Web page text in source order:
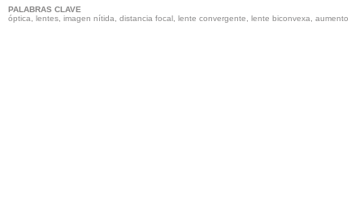
PALABRAS CLAVE
óptica, lentes, imagen nítida, distancia focal, lente convergente, lente biconvexa, aumento